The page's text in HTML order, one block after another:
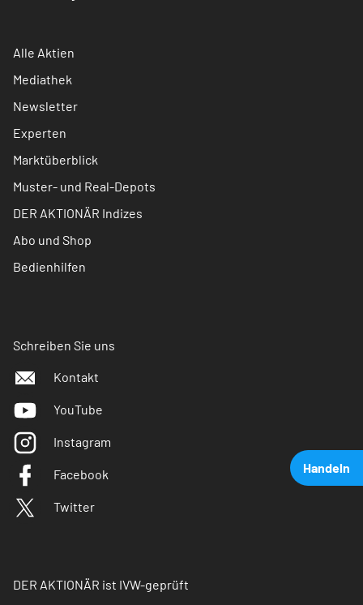
Handeln
Alle Aktien
Mediathek
Newsletter
Experten
Marktüberblick
Muster- und Real-Depots
DER AKTIONÄR Indizes
Abo und Shop
Bedienhilfen
Schreiben Sie uns
Kontakt
YouTube
Instagram
Facebook
Twitter
DER AKTIONÄR ist IVW-geprüft